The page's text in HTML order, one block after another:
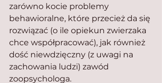
zarówno kocie problemy
behawioralne, które przecież da się
rozwiązać (o ile opiekun zwierzaka
chce współpracować), jak również
dość niewdzięczny (z uwagi na
zachowania ludzi) zawód
zoopsychologa.